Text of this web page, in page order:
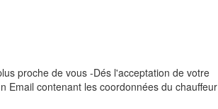
proche de vous -Dés l'acceptation de votre
Email contenant les coordonnées du chauffeur